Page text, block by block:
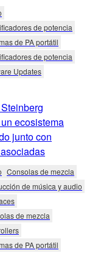
de potencia
de PA portátil
de potencia
Updates
ecosistema
junto con
Consolas de mezcla
de música y audio
de mezcla
de PA portátil